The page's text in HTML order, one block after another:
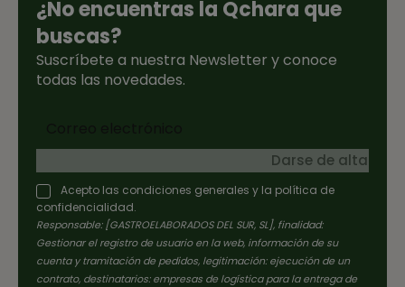
¿No encuentras la Qchara que
buscas?
Suscríbete a nuestra Newsletter y conoce
todas las novedades.
Darse de alta
Acepto las condiciones generales y la política de
confidencialidad.
Responsable: [GASTROELABORADOS DEL SUR, SL], finalidad:
Gestionar el registro de usuario en la web, información de su
cuenta y tramitación de pedidos, legitimación: ejecución de un
contrato, destinatarios: empresas de logística para la entrega de